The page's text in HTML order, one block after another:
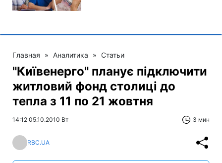
Главная » Аналитика » Статьи
"Київенерго" планує підключити
житловий фонд столиці до
тепла з 11 по 21 жовтня
14:12 05.10.2010 Вт 3 мин
RBC.UA